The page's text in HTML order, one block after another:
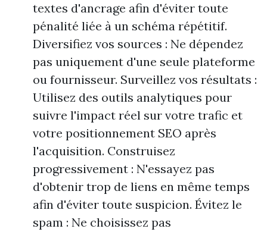
textes d'ancrage afin d'éviter toute
pénalité liée à un schéma répétitif.
Diversifiez vos sources : Ne dépendez
pas uniquement d'une seule plateforme
ou fournisseur. Surveillez vos résultats :
Utilisez des outils analytiques pour
suivre l'impact réel sur votre trafic et
votre positionnement SEO après
l'acquisition. Construisez
progressivement : N'essayez pas
d'obtenir trop de liens en même temps
afin d'éviter toute suspicion. Évitez le
spam : Ne choisissez pas